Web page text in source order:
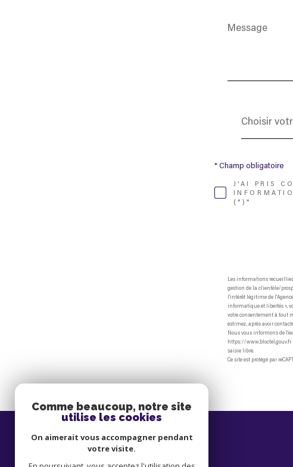
Message
votre
Choisir
J'AI PRIS
(*)*
* Champ obligatoire
Les informations
gestion de la clientèle/
l'intérêt légitime de
informatique et libertés »,
votre consentement à tout
estimez, après avoir
Nous vous informons de
https://www.bloctel.gouv.fr
saisie libre.
Ce site est protégé par
Thomas Immobilier
04 94 38 14 20
Comme beaucoup, notre site
utilise les cookies
On aimerait vous accompagner pendant
votre visite.